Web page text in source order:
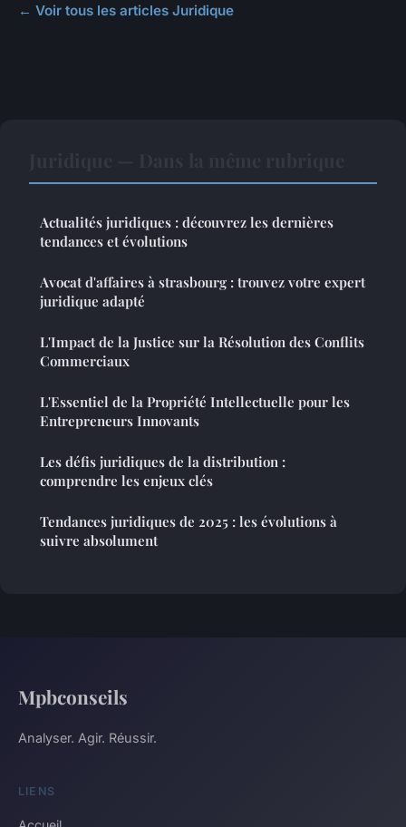
← Voir tous les articles Juridique
Actualités juridiques : découvrez les dernières
tendances et évolutions
Avocat d'affaires à strasbourg : trouvez votre expert
juridique adapté
L'Impact de la Justice sur la Résolution des Conflits
Commerciaux
L'Essentiel de la Propriété Intellectuelle pour les
Entrepreneurs Innovants
Les défis juridiques de la distribution :
comprendre les enjeux clés
Tendances juridiques de 2025 : les évolutions à
suivre absolument
Mpbconseils
Analyser. Agir. Réussir.
LIENS